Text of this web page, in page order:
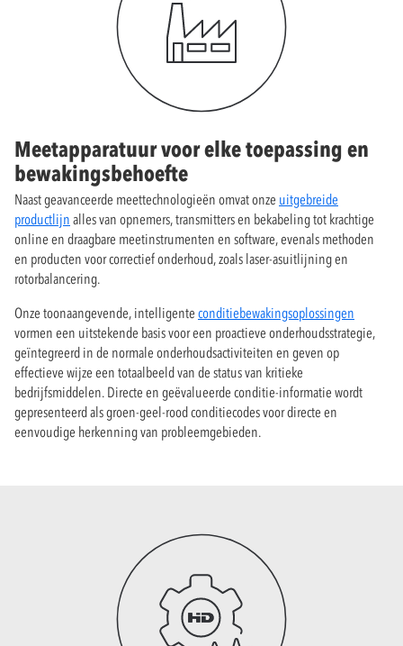
Meetapparatuur voor elke toepassing en
bewakingsbehoefte
Naast geavanceerde meettechnologieën omvat onze uitgebreide
productlijn alles van opnemers, transmitters en bekabeling tot krachtige
online en draagbare meetinstrumenten en software, evenals methoden
en producten voor correctief onderhoud, zoals laser-asuitlijning en
rotorbalancering.
Onze toonaangevende, intelligente conditiebewakingsoplossingen
vormen een uitstekende basis voor een proactieve onderhoudsstrategie,
geïntegreerd in de normale onderhoudsactiviteiten en geven op
effectieve wijze een totaalbeeld van de status van kritieke
bedrijfsmiddelen. Directe en geëvalueerde conditie-informatie wordt
gepresenteerd als groen-geel-rood conditiecodes voor directe en
eenvoudige herkenning van probleemgebieden.